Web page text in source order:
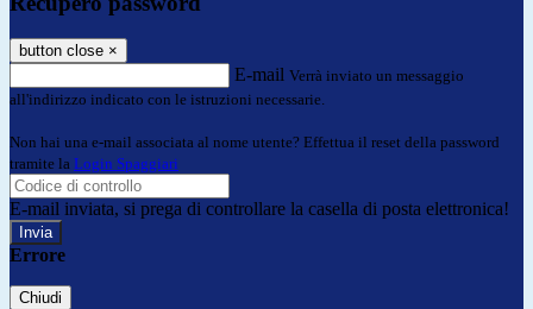
button close ×
E-mail Verrà inviato un messaggio
all'indirizzo indicato con le istruzioni necessarie.
Non hai una e-mail associata al nome utente? Effettua il reset della password
tramite la Login Spaggiari
E-mail inviata, si prega di controllare la casella di posta elettronica!
Errore
Chiudi